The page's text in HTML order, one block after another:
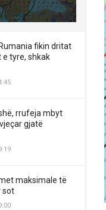
fikin dritat
tyre, shkak
rrufeja mbyt
gjatë
maksimale të
sot